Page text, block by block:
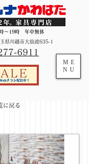
～19時 年中無休
県川越市大仙波635-1
6911
ME
NU
に戻る